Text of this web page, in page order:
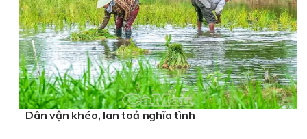
Dân vận khéo, lan toả nghĩa tình